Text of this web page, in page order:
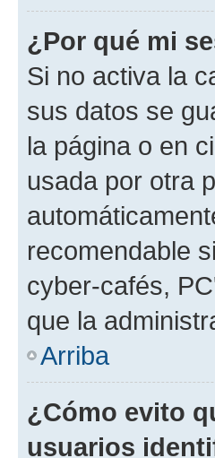
¿Por qué mi
Si no activa la
sus datos se
la página o en
usada por otra
recomendable
cyber-cafés,
que la
Arriba
¿Cómo evito
usuarios